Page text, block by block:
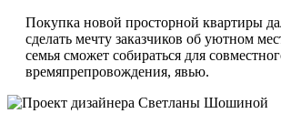
Покупка новой просторной квартиры
сделать мечту заказчиков об уютном
семья сможет собираться для
времяпрепровождения, явью.